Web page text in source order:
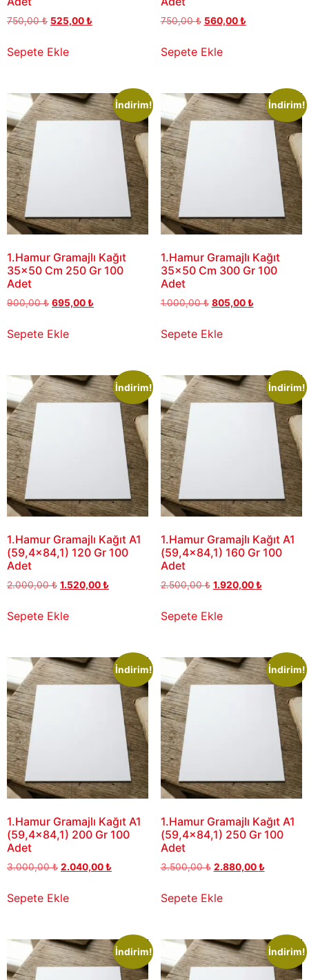
750,00₺ 525,00₺
Sepete Ekle
750,00₺ 560,00₺
Sepete Ekle
İndirim!
1.Hamur Gramajlı Kağıt
35×50 Cm 250 Gr 100
Adet
900,00₺ 695,00₺
Sepete Ekle
İndirim!
1.Hamur Gramajlı Kağıt
35×50 Cm 300 Gr 100
Adet
1.000,00₺ 805,00₺
Sepete Ekle
İndirim!
1.Hamur Gramajlı Kağıt A1
(59,4×84,1) 120 Gr 100
Adet
2.000,00₺ 1.520,00₺
Sepete Ekle
İndirim!
1.Hamur Gramajlı Kağıt A1
(59,4×84,1) 160 Gr 100
Adet
2.500,00₺ 1.920,00₺
Sepete Ekle
İndirim!
1.Hamur Gramajlı Kağıt A1
(59,4×84,1) 200 Gr 100
Adet
3.000,00₺ 2.040,00₺
Sepete Ekle
İndirim!
1.Hamur Gramajlı Kağıt A1
(59,4×84,1) 250 Gr 100
Adet
3.500,00₺ 2.880,00₺
Sepete Ekle
İndirim! İndirim!